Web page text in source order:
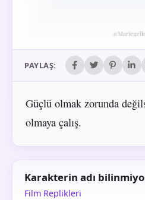
PAYLAŞ:
Güçlü olmak zorunda
olmaya çalış.
Karakterin adı
Film Replikleri